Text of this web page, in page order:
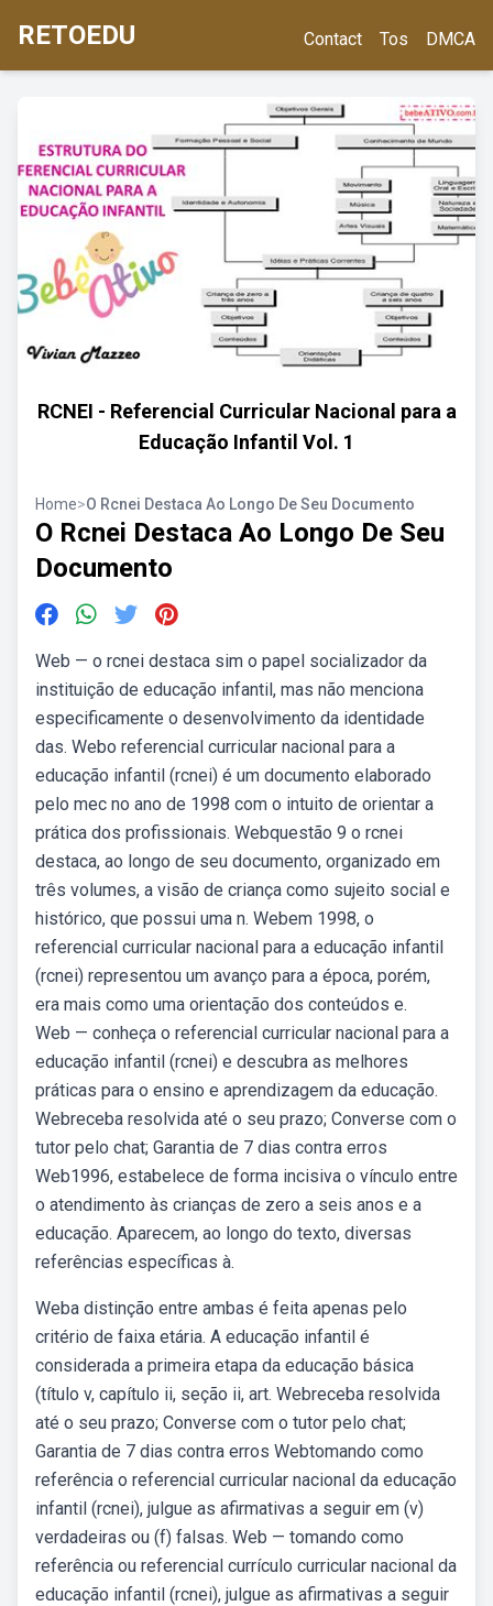
RETOEDU Contact Tos DMCA
RCNEI - Referencial Curricular Nacional para a
Educação Infantil Vol. 1
Home>O Rcnei Destaca Ao Longo De Seu Documento
O Rcnei Destaca Ao Longo De Seu
Documento
Web — o rcnei destaca sim o papel socializador da
instituição de educação infantil, mas não menciona
especificamente o desenvolvimento da identidade
das. Webo referencial curricular nacional para a
educação infantil (rcnei) é um documento elaborado
pelo mec no ano de 1998 com o intuito de orientar a
prática dos profissionais. Webquestão 9 o rcnei
destaca, ao longo de seu documento, organizado em
três volumes, a visão de criança como sujeito social e
histórico, que possui uma n. Webem 1998, o
referencial curricular nacional para a educação infantil
(rcnei) representou um avanço para a época, porém,
era mais como uma orientação dos conteúdos e.
Web — conheça o referencial curricular nacional para a
educação infantil (rcnei) e descubra as melhores
práticas para o ensino e aprendizagem da educação.
Webreceba resolvida até o seu prazo; Converse com o
tutor pelo chat; Garantia de 7 dias contra erros
Web1996, estabelece de forma incisiva o vínculo entre
o atendimento às crianças de zero a seis anos e a
educação. Aparecem, ao longo do texto, diversas
referências específicas à.
Weba distinção entre ambas é feita apenas pelo
critério de faixa etária. A educação infantil é
considerada a primeira etapa da educação básica
(título v, capítulo ii, seção ii, art. Webreceba resolvida
até o seu prazo; Converse com o tutor pelo chat;
Garantia de 7 dias contra erros Webtomando como
referência o referencial curricular nacional da educação
infantil (rcnei), julgue as afirmativas a seguir em (v)
verdadeiras ou (f) falsas. Web — tomando como
referência ou referencial currículo curricular nacional da
educação infantil (rcnei), julgue as afirmativas a seguir